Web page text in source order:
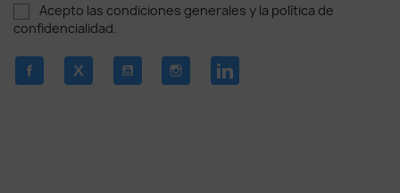
Acepto las condiciones generales y la política de
confidencialidad.
FacebookTwitter YouTube Instagram